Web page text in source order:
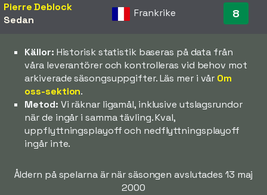
Pierre Deblock
Sedan
Frankrike 8
Källor: Historisk statistik baseras på data från
våra leverantörer och kontrolleras vid behov mot
arkiverade säsongsuppgifter. Läs mer i vår Om
oss-sektion.
Metod: Vi räknar ligamål, inklusive utslagsrundor
när de ingår i samma tävling. Kval,
uppflyttningsplayoff och nedflyttningsplayoff
ingår inte.
Åldern på spelarna är när säsongen avslutades 13 maj
2000